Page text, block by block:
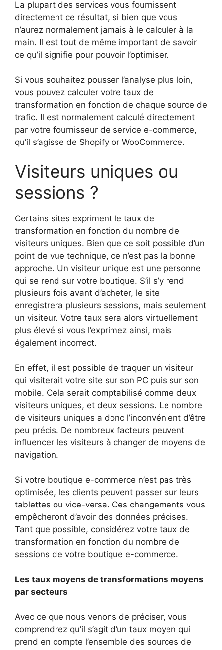
La plupart des services vous fournissent
directement ce résultat, si bien que vous
n’aurez normalement jamais à le calculer à la
main. Il est tout de même important de savoir
ce qu’il signifie pour pouvoir l’optimiser.
Si vous souhaitez pousser l’analyse plus loin,
vous pouvez calculer votre taux de
transformation en fonction de chaque source de
trafic. Il est normalement calculé directement
par votre fournisseur de service e-commerce,
qu’il s’agisse de Shopify or WooCommerce.
Visiteurs uniques ou
sessions ?
Certains sites expriment le taux de
transformation en fonction du nombre de
visiteurs uniques. Bien que ce soit possible d’un
point de vue technique, ce n’est pas la bonne
approche. Un visiteur unique est une personne
qui se rend sur votre boutique. S’il s’y rend
plusieurs fois avant d’acheter, le site
enregistrera plusieurs sessions, mais seulement
un visiteur. Votre taux sera alors virtuellement
plus élevé si vous l’exprimez ainsi, mais
également incorrect.
En effet, il est possible de traquer un visiteur
qui visiterait votre site sur son PC puis sur son
mobile. Cela serait comptabilisé comme deux
visiteurs uniques, et deux sessions. Le nombre
de visiteurs uniques a donc l’inconvénient d’être
peu précis. De nombreux facteurs peuvent
influencer les visiteurs à changer de moyens de
navigation.
Si votre boutique e-commerce n’est pas très
optimisée, les clients peuvent passer sur leurs
tablettes ou vice-versa. Ces changements vous
empêcheront d’avoir des données précises.
Tant que possible, considérez votre taux de
transformation en fonction du nombre de
sessions de votre boutique e-commerce.
Les taux moyens de transformations moyens
par secteurs
Avec ce que nous venons de préciser, vous
comprendrez qu’il s’agit d’un taux moyen qui
prend en compte l’ensemble des sources de